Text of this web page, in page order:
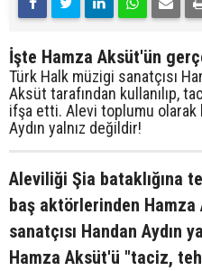
İşte Hamza Aksüt'ün
Türk Halk müzigi sanatçısı
Aksüt tarafından kullanılıp,
ifşa etti. Alevi toplumu olarak
Aydın yalnız değildir!
Aleviliği Şia bataklığına
baş aktörlerinden
sanatçısı Handan Aydın
Hamza Aksüt'ü "taciz,